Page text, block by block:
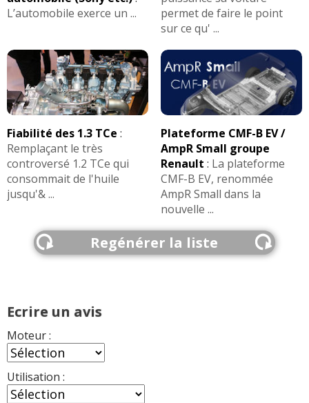
L’automobile exerce un ...
permet de faire le point
sur ce qu' ...
Fiabilité des 1.3 TCe :
Remplaçant le très
controversé 1.2 TCe qui
consommait de l'huile
jusqu'& ...
Plateforme CMF-B EV /
AmpR Small groupe
Renault : La plateforme
CMF-B EV, renommée
AmpR Small dans la
nouvelle ...
Regénérer la liste
Ecrire un avis
Moteur :
Utilisation :